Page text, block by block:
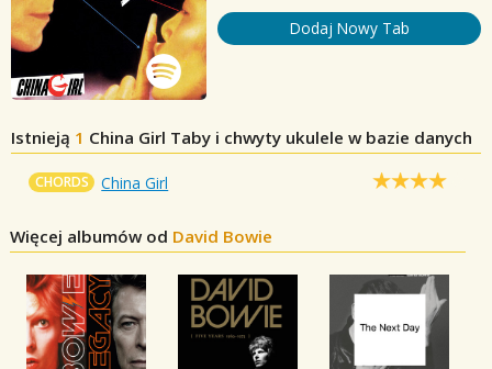
Dodaj Nowy Tab
Istnieją 1 China Girl Taby i chwyty ukulele w bazie danych
CHORDS China Girl
Więcej albumów od David Bowie